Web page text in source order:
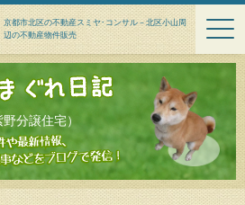
京都市北区の不動産スミヤ･コンサル－北区小山周
辺の不動産物件販売
野分譲住宅）